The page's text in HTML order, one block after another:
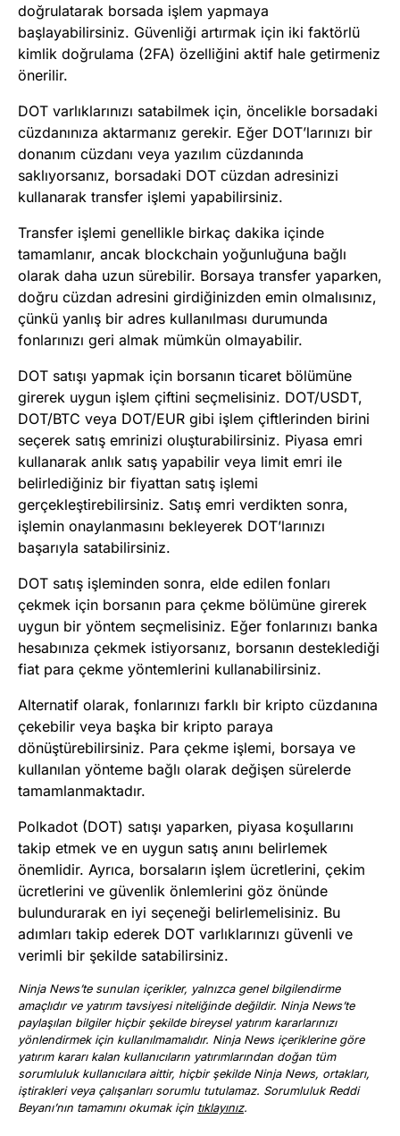
doğrulatarak borsada işlem yapmaya
başlayabilirsiniz. Güvenliği artırmak için iki faktörlü
kimlik doğrulama (2FA) özelliğini aktif hale getirmeniz
önerilir.
DOT varlıklarınızı satabilmek için, öncelikle borsadaki
cüzdanınıza aktarmanız gerekir. Eğer DOT’larınızı bir
donanım cüzdanı veya yazılım cüzdanında
saklıyorsanız, borsadaki DOT cüzdan adresinizi
kullanarak transfer işlemi yapabilirsiniz.
Transfer işlemi genellikle birkaç dakika içinde
tamamlanır, ancak blockchain yoğunluğuna bağlı
olarak daha uzun sürebilir. Borsaya transfer yaparken,
doğru cüzdan adresini girdiğinizden emin olmalısınız,
çünkü yanlış bir adres kullanılması durumunda
fonlarınızı geri almak mümkün olmayabilir.
DOT satışı yapmak için borsanın ticaret bölümüne
girerek uygun işlem çiftini seçmelisiniz. DOT/USDT,
DOT/BTC veya DOT/EUR gibi işlem çiftlerinden birini
seçerek satış emrinizi oluşturabilirsiniz. Piyasa emri
kullanarak anlık satış yapabilir veya limit emri ile
belirlediğiniz bir fiyattan satış işlemi
gerçekleştirebilirsiniz. Satış emri verdikten sonra,
işlemin onaylanmasını bekleyerek DOT’larınızı
başarıyla satabilirsiniz.
DOT satış işleminden sonra, elde edilen fonları
çekmek için borsanın para çekme bölümüne girerek
uygun bir yöntem seçmelisiniz. Eğer fonlarınızı banka
hesabınıza çekmek istiyorsanız, borsanın desteklediği
fiat para çekme yöntemlerini kullanabilirsiniz.
Alternatif olarak, fonlarınızı farklı bir kripto cüzdanına
çekebilir veya başka bir kripto paraya
dönüştürebilirsiniz. Para çekme işlemi, borsaya ve
kullanılan yönteme bağlı olarak değişen sürelerde
tamamlanmaktadır.
Polkadot (DOT) satışı yaparken, piyasa koşullarını
takip etmek ve en uygun satış anını belirlemek
önemlidir. Ayrıca, borsaların işlem ücretlerini, çekim
ücretlerini ve güvenlik önlemlerini göz önünde
bulundurarak en iyi seçeneği belirlemelisiniz. Bu
adımları takip ederek DOT varlıklarınızı güvenli ve
verimli bir şekilde satabilirsiniz.
Ninja News’te sunulan içerikler, yalnızca genel bilgilendirme
amaçlıdır ve yatırım tavsiyesi niteliğinde değildir. Ninja News’te
paylaşılan bilgiler hiçbir şekilde bireysel yatırım kararlarınızı
yönlendirmek için kullanılmamalıdır. Ninja News içeriklerine göre
yatırım kararı kalan kullanıcıların yatırımlarından doğan tüm
sorumluluk kullanıcılara aittir, hiçbir şekilde Ninja News, ortakları,
iştirakleri veya çalışanları sorumlu tutulamaz. Sorumluluk Reddi
Beyanı’nın tamamını okumak için tıklayınız.